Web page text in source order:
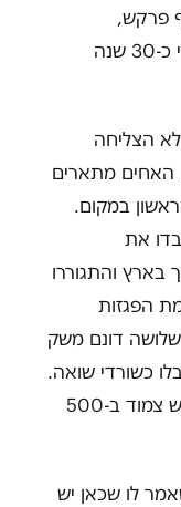
פרקש,
להשתייך תחילה לוועד החרדי. אחרי כ-30 שנה
הצליחה
האחים מתארים
במקום.
את
בארץ והתגוררו
הפגזות
גדעון. ב-1968 חכרו שלושה דונם משק
כשורדי שואה.
בהמשך רכשו עוד שני דונם של מגרש צמוד ב-500
לו שכאן יש